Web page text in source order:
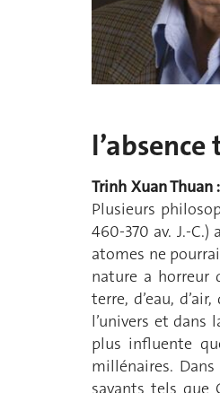
Trinh Xuan Thuan :
Plusieurs
460-370 av. J.-
atomes ne
nature a horreur
terre, d’eau,
l’univers et dans
plus influente
millénaires.
savants tels que